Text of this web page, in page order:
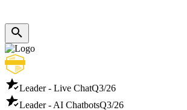
Leader - Live ChatQ3/26
Leader - AI ChatbotsQ3/26